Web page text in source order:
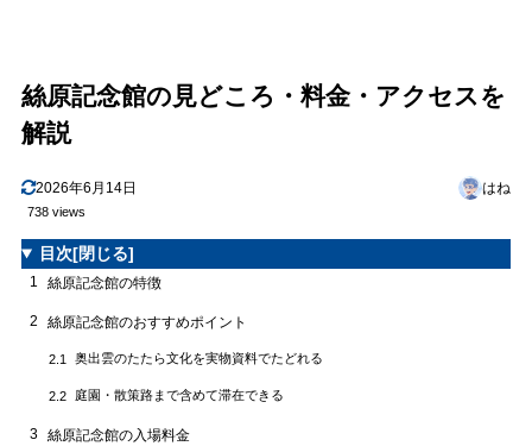
絲原記念館の見どころ・料金・アクセスを
解説
2026年6月14日 はね
738 views
目次[閉じる]
1 絲原記念館の特徴
2 絲原記念館のおすすめポイント
2.1 奥出雲のたたら文化を実物資料でたどれる
2.2 庭園・散策路まで含めて滞在できる
3 絲原記念館の入場料金